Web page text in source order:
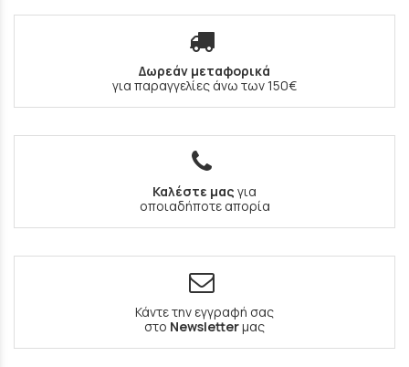
Δωρεάν μεταφορικά
για παραγγελίες άνω των 150€
Καλέστε μας για
οποιαδήποτε απορία
Κάντε την εγγραφή σας
στο Newsletterμας